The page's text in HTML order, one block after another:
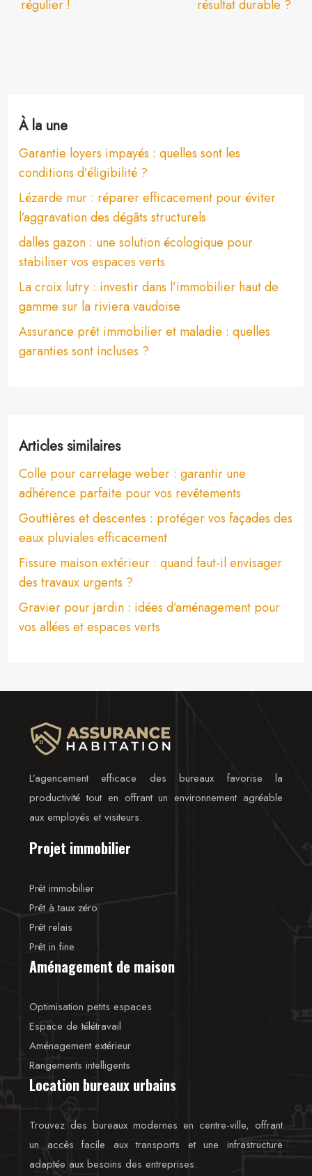
régulier !
résultat durable ?
À la une
Garantie loyers impayés : quelles sont les
conditions d’éligibilité ?
Lézarde mur : réparer efficacement pour éviter
l’aggravation des dégâts structurels
dalles gazon : une solution écologique pour
stabiliser vos espaces verts
La croix lutry : investir dans l’immobilier haut de
gamme sur la riviera vaudoise
Assurance prêt immobilier et maladie : quelles
garanties sont incluses ?
Articles similaires
Colle pour carrelage weber : garantir une
adhérence parfaite pour vos revêtements
Gouttières et descentes : protéger vos façades des
eaux pluviales efficacement
Fissure maison extérieur : quand faut-il envisager
des travaux urgents ?
Gravier pour jardin : idées d’aménagement pour
vos allées et espaces verts
L’agencement efficace des bureaux favorise la
productivité tout en offrant un environnement agréable
aux employés et visiteurs.
Projet immobilier
Prêt immobilier
Prêt à taux zéro
Prêt relais
Prêt in fine
Aménagement de maison
Optimisation petits espaces
Espace de télétravail
Aménagement extérieur
Rangements intelligents
Location bureaux urbains
Trouvez des bureaux modernes en centre-ville, offrant
un accès facile aux transports et une infrastructure
adaptée aux besoins des entreprises.